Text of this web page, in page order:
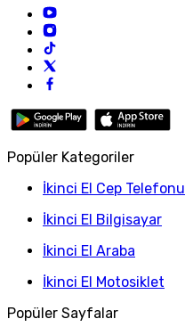
Popüler Kategoriler
İkinci El Cep Telefonu
İkinci El Bilgisayar
İkinci El Araba
İkinci El Motosiklet
Popüler Sayfalar